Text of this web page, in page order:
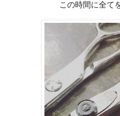
この時間に全て